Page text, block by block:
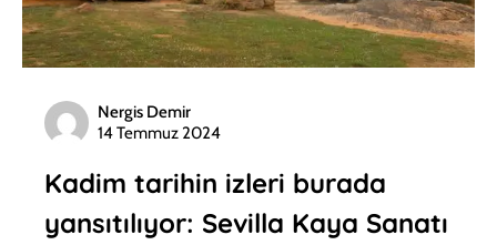
Nergis Demir
14 Temmuz 2024
Kadim tarihin izleri burada
yansıtılıyor: Sevilla Kaya Sanatı